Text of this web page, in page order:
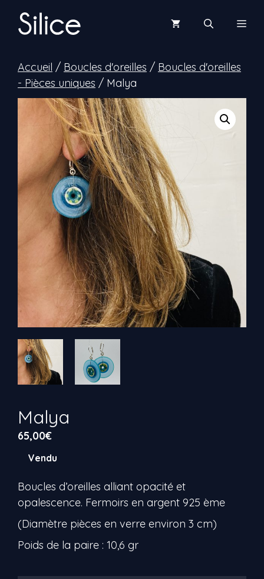
contenu
Accueil / Boucles d'oreilles / Boucles d'oreilles
- Pièces uniques / Malya
Malya
65,00€
Vendu
Boucles d’oreilles alliant opacité et
opalescence. Fermoirs en argent 925 ème
(Diamètre pièces en verre environ 3 cm)
Poids de la paire : 10,6 gr